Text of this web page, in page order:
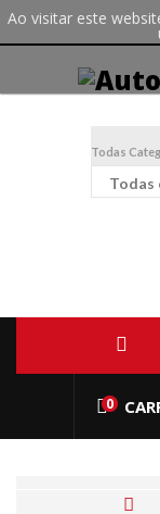
Ao visitar este
Todas
0